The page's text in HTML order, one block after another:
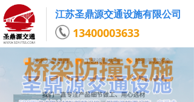
江苏圣鼎源交通设施有限公司
13400003633